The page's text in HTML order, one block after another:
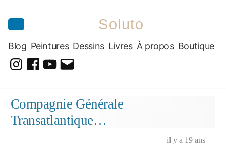
Soluto
Blog Peintures Dessins Livres À propos Boutique
Dessins
contenu
Compagnie Générale
Transatlantique…
il y a 19 ans